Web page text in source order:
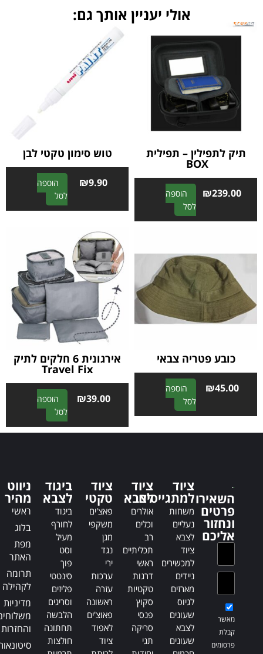
אולי יעניין אותך גם:
תיק לתפילין – תפילית
BOX
₪239.00
הוספה
לסל
A
l
r
n
a
t
i
v
טוש סימון טקטי לבן
₪9.90
הוספה
לסל
A
l
r
n
a
t
i
v
e
:
כובע פטריה צבאי
₪45.00
הוספה
לסל
A
l
t
i
v
e
אירגונית 6 חלקים לתיק
Travel Fix
₪39.00
הוספה
לסל
A
l
t
השאירו
פרטים
ונחזור
אליכם
מאשר
קבלת
פרסומים
ציוד
למתגייסים
משחות
נעליים
לצבא
ציוד
למכשירים
ניידים
מארזים
לגיוס
שעונים
לצבא
שעונים
ציוד
לצבא
אולרים
וכלים
רב
תכליתיים
ראשי
דרגות
טקטיות
סקוץ
פנסי
סריקה
תגי
ציוד
טקטי
פאצ'ים
משקפי
מגן
נגד
ירי
ערכות
עזרה
ראשונה
פאוצ'ים
לאפוד
ציוד
ביגוד
לצבא
ביגוד
לחורף
מעיל
וסט
פוך
סינטטי
פליזים
וסריגים
הלבשה
תחתונה
חולצות
ניווט
מהיר
ראשי
בלוג
מפת
האתר
תרומה
לקהילה
מדיניות
והחזרות